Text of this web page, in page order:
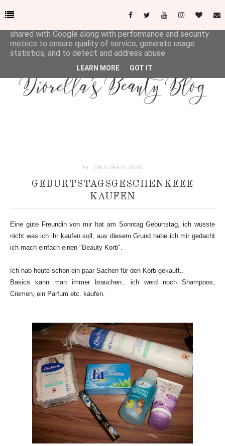
14. OKTOBER 2010
GEBURTSTAGSGESCHENKEEE
KAUFEN
Eine gute Freundin von mir hat am Sonntag Geburtstag, ich wusste
nicht was ich ihr kaufen soll, aus diesem Grund habe ich mir gedacht
ich mach einfach einen "Beauty Korb".
Ich hab heute schon ein paar Sachen für den Korb gekauft..
Basics kann man immer brauchen.. ich werd noch Shampoos,
Cremen, ein Parfum etc. kaufen.
This site uses cookies from Google to deliver its services
shared with Google along with performance and security
metrics to ensure quality of service, generate usage
statistics, and to detect and address abuse.
LEARN MORE GOT IT